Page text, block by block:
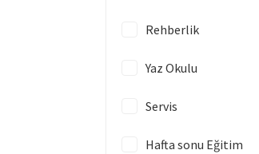
Rehberlik
Yaz Okulu
Servis
Hafta sonu Eğitim